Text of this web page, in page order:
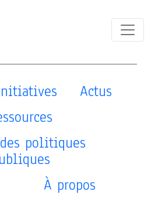
Actus
politiques
À propos